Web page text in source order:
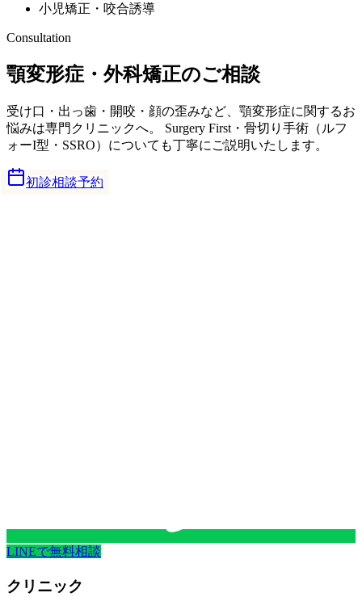
小児矯正・咬合誘導
Consultation
顎変形症・外科矯正のご相談
受け口・出っ歯・開咬・顔の歪みなど、顎変形症に関するお
悩みは専門クリニックへ。 Surgery First・骨切り手術（ルフ
ォーI型・SSRO）についても丁寧にご説明いたします。
初診相談予約
LINEで無料相談
クリニック